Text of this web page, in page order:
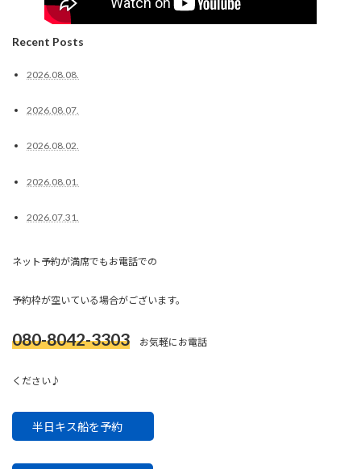
Recent Posts
2026.08.08.
2026.08.07.
2026.08.02.
2026.08.01.
2026.07.31.
ネット予約が満席でもお電話での
予約枠が空いている場合がございます。
080-8042-3303 お気軽にお電話
ください♪
半日キス船を予約